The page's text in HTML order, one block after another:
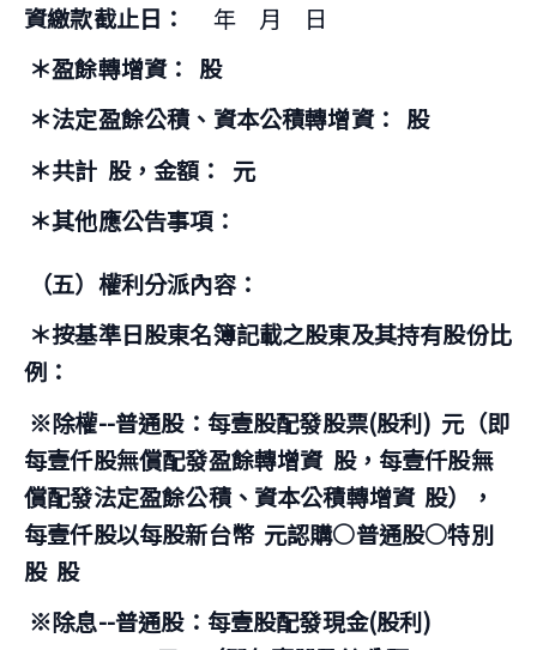
資繳款截止日：
年 月 日
＊盈餘轉增資： 股
＊法定盈餘公積、資本公積轉增資： 股
＊共計 股，金額：
元
＊其他應公告事項：
（五）權利分派內容：
＊按基準日股東名簿記載之股東及其持有股份比
例：
※除權--普通股：每壹股配發股票(股利) 元（即
每壹仟股無償配發盈餘轉增資 股，每壹仟股無
償配發法定盈餘公積、資本公積轉增資 股），
每壹仟股以每股新台幣 元認購○普通股○特別
股 股
※除息--普通股：每壹股配發現金(股利)